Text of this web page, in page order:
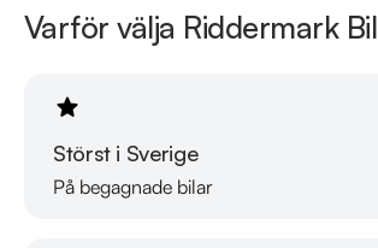
Varför välja Riddermark Bil
Störst i Sverige
På begagnade bilar